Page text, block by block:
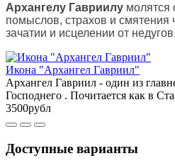
Архангелу Гавриилу молятся
помыслов, страхов и смятения
зачатии и исцелении от недугов.
Икона "Архангел Гавриил"
Архангел Гавриил - один из
Господнего . Почитается как в
3500рубл
Доступные варианты